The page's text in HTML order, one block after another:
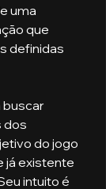
uma
que
definidas
dos
do jogo
já existente
intuito é